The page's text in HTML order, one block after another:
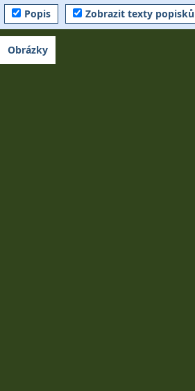
Popis Zobrazit texty popisků
Obrázky